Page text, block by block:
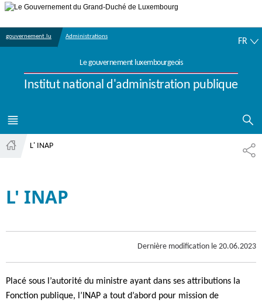
gouvernement.lu Administrations
Le gouvernement luxembourgeois
Institut national d'administration publique
FR
MENU
PRINCIPAL AFFICHER
L' INAP
L' INAP
Dernière modification le 20.06.2023
Placé sous l’autorité du ministre ayant dans ses attributions la
Fonction publique, l’INAP a tout d’abord pour mission de